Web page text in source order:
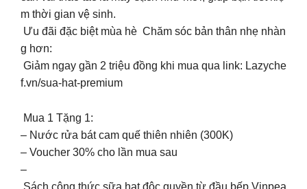
m thời gian vệ sinh.
Ưu đãi đặc biệt mùa hè Chăm sóc bản thân nhẹ nhàn
g hơn:
Giảm ngay gần 2 triệu đồng khi mua qua link: Lazyche
f.vn/sua-hat-premium
Mua 1 Tặng 1:
– Nước rửa bát cam quế thiên nhiên (300K)
– Voucher 30% cho lần mua sau
–
Sách công thức sữa hạt độc quyền từ đầu bếp Vinpea